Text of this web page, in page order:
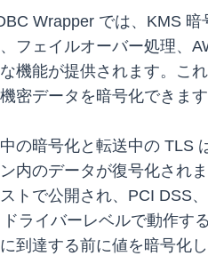
Wrapper では、KMS
フェイルオーバー処理、
機能が提供されます。こ
密データを暗号化できます
の暗号化と転送中の TLS
内のデータが復号化され
トで公開され、PCI DSS
ライバーレベルで動作す
到達する前に値を暗号化